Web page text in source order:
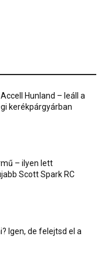
Hunland – leáll a
kerékpárgyárban
– ilyen lett
Scott Spark RC
Igen, de felejtsd el a